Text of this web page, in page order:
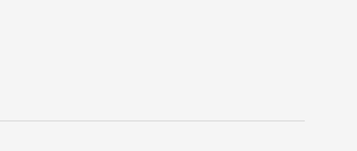
訊產品的喜好風格迥異，以
因此在二購的選擇上可能以輕